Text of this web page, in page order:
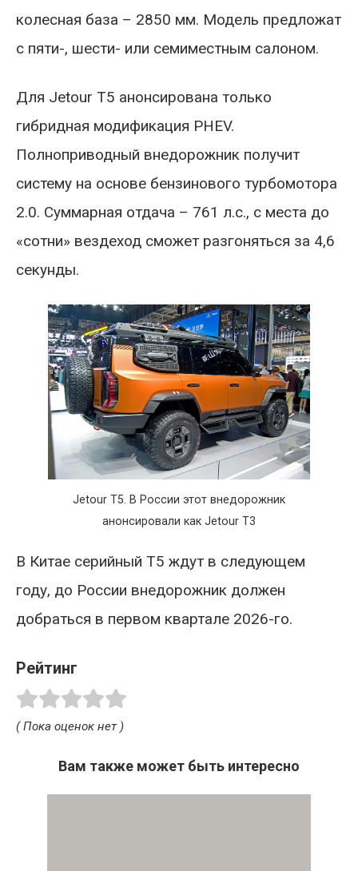
колесная база – 2850 мм. Модель предложат
с пяти-, шести- или семиместным салоном.
Для Jetour T5 анонсирована только
гибридная модификация PHEV.
Полноприводный внедорожник получит
систему на основе бензинового турбомотора
2.0. Суммарная отдача – 761 л.с., с места до
«сотни» вездеход сможет разгоняться за 4,6
секунды.
Jetour T5. В России этот внедорожник
анонсировали как Jetour T3
В Китае серийный T5 ждут в следующем
году, до России внедорожник должен
добраться в первом квартале 2026-го.
Рейтинг
( Пока оценок нет )
Вам также может быть интересно